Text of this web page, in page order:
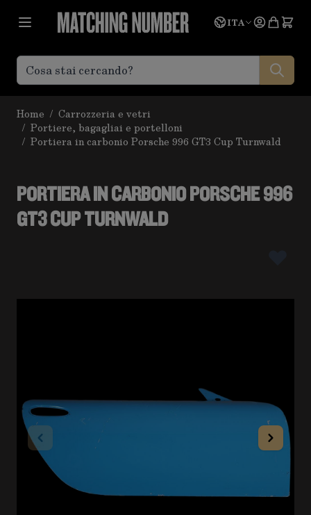
Lingua
ITA
Home / Carrozzeria e vetri
/ Portiere, bagagliai e portelloni
/ Portiera in carbonio Porsche 996 GT3 Cup Turnwald
PORTIERA IN CARBONIO PORSCHE 996
GT3 CUP TURNWALD